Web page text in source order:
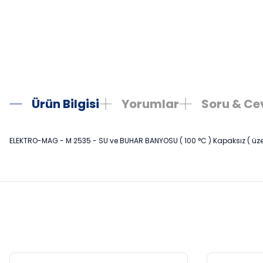
Ürün Bilgisi Yorumlar Soru &
ELEKTRO-MAG - M 2535 - SU ve BUHAR BANYOSU ( 100 °C )